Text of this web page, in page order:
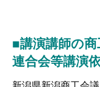
■講演講師の
連合会等講演